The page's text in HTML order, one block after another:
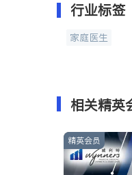
行业标签
家庭医生
相关精英
精英会员